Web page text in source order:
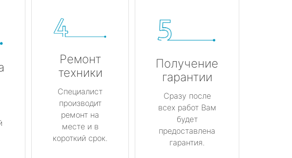
Ремонт
техники
Специалист
производит
ремонт на
месте и в
короткий срок.
Получение
гарантии
Сразу после
всех работ Вам
будет
предоставлена
гарантия.